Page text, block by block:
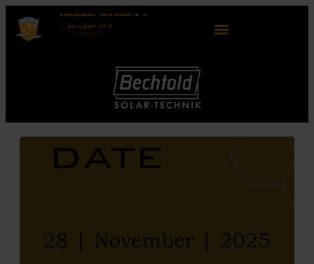
KRAICHGAU TRIATHLON E. V.
... bea part of it